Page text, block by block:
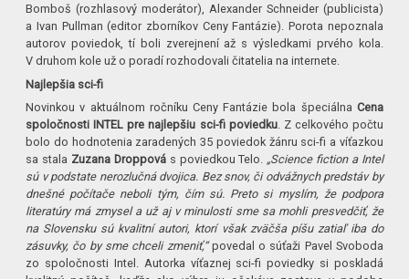
Bomboš (rozhlasový moderátor), Alexander Schneider (publicista)
a Ivan Pullman (editor zborníkov Ceny Fantázie). Porota nepoznala
autorov poviedok, tí boli zverejnení až s výsledkami prvého kola.
V druhom kole už o poradí rozhodovali čitatelia na internete.
Najlepšia sci-fi
Novinkou v aktuálnom ročníku Ceny Fantázie bola špeciálna Cena
spoločnosti INTEL pre najlepšiu sci-fi poviedku. Z celkového počtu
bolo do hodnotenia zaradených 35 poviedok žánru sci-fi a víťazkou
sa stala Zuzana Droppovás poviedkou Telo. „Science fiction a Intel
sú v podstate nerozlučná dvojica. Bez snov, či odvážnych predstáv by
dnešné počítače neboli tým, čím sú. Preto si myslím, že podpora
literatúry má zmysel a už aj v minulosti sme sa mohli presvedčiť, že
na Slovensku sú kvalitní autori, ktorí však zväčša píšu zatiaľ iba do
zásuvky, čo by sme chceli zmeniť,“povedal o súťaži Pavel Svoboda
zo spoločnosti Intel. Autorka víťaznej sci-fi poviedky si poskladá